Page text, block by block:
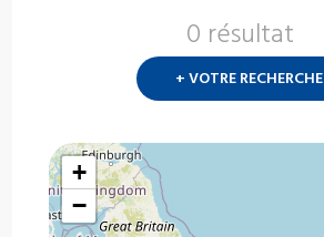
0 résultat
+ VOTRE RECHERCHE
+
−